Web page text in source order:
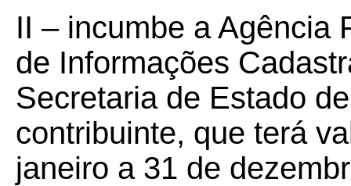
II – incumbe a Agência
de Informações
Secretaria de Estado
contribuinte, que terá
janeiro a 31 de